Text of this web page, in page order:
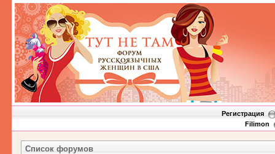
Регистрация
Filimon
Список форумов